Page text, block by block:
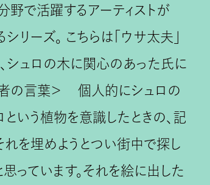
野で活躍するアーティストが
リーズ。 こちらは「ウサ太夫」
シュロの木に関心のあった氏に
者の言葉＞ 個人的にシュロの
いう植物を意識したときの、記
れを埋めようとつい街中で探し
思っています。それを絵に出した